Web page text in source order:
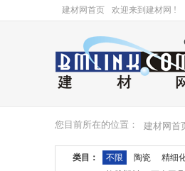
建材网首页 欢迎来到建材网 !
您目前所在的位置： 建材网首
类目： 不限 陶瓷 精细